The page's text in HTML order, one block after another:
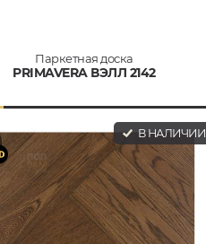
Паркетная доска
PRIMAVERA ВЭЛЛ 2142
В НАЛИЧИИ